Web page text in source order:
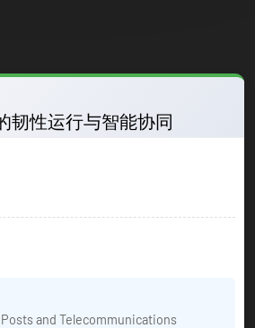
韧性运行与智能协同
and Telecommunications